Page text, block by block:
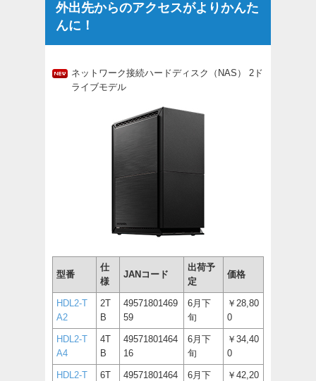
外出先からのアクセスがよりかんた
んに！
ネットワーク接続ハードディスク（NAS） 2ド
ライブモデル
型番
仕
様
JANコード
出荷予
定
価格
HDL2-T
A2
2T
B
49571801469
59
6月下
旬
￥28,80
0
HDL2-T
A4
4T
B
49571801464
16
6月下
旬
￥34,40
0
HDL2-T
6T
49571801464
6月下
￥42,20